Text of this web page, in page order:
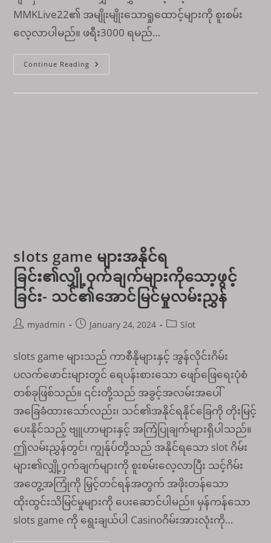
MMKLive22၏ အမျိုးမျိုးသောရှုထောင့်များကို စူးစမ်း
လေ့လာပါမည်။ ဖရီး3000 ရမည်…
Continue Reading MMKLive22
တွင်
slots game များအနိုင်ရ
ခြင်း၏လျှို့ဝှက်ချက်များကိုသော့ဖွင့်
ခြင်း- သင်၏အောင်မြင်မှုလမ်းညွှန်
Postmyadmin
PostJanuary 24, 2024
PostSlot
slots game များသည် ကာစီနိုများနှင့် အွန်လိုင်းဂိမ်း
ပလက်ဖောင်းများတွင် ရေပန်းစားသော ဖျော်ဖြေရေးပုံစံ
တစ်ခုဖြစ်သည်။ ၎င်းတို့သည် အခွင့်အလမ်းအပေါ်
အခြေခံထားသော်လည်း၊ သင်၏အနိုင်ရနိုင်ခြေကို တိုးမြင့်
ပေးနိုင်သည့် ဗျူဟာများနှင့် အကြံပြုချက်များရှိပါသည်။
ဤလမ်းညွှန်တွင်၊ ကျွန်ုပ်တို့သည် အနိုင်ရသော slot ဂိမ်း
များ၏လျှို့ဝှက်ချက်များကို စူးစမ်းလေ့လာပြီး သင့်ဂိမ်း
အတွေ့အကြုံကို မြှင့်တင်ရန်အတွက် အဖိုးတန်သော
ထိုးထွင်းသိမြင်မှုများကို ပေးဆောင်ပါမည်။ မှန်ကန်သော
slots game ကို ရွေးချယ်ပါ Casinoဂိမ်းအားလုံးကို…